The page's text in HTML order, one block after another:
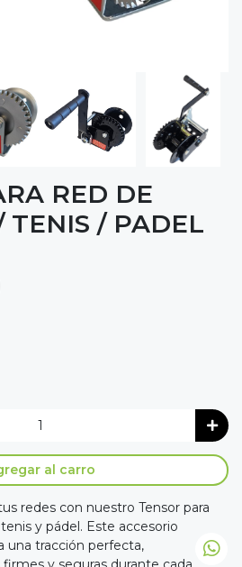
RED DE
TENIS / PADEL
al carro
redes con nuestro Tensor para
y pádel. Este accesorio
una tracción perfecta,